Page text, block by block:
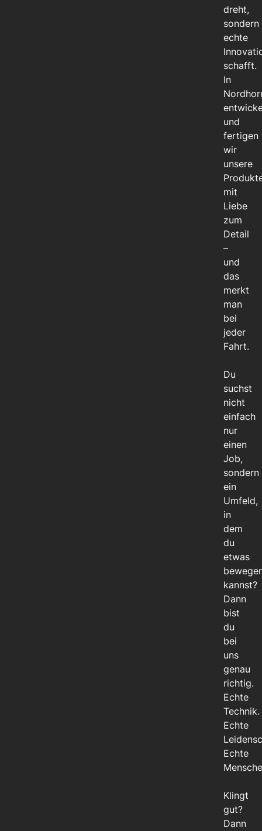
dreht,
sondern
echte
schafft.
In
und
fertigen
wir
unsere
mit
Liebe
zum
Detail
–
und
das
merkt
man
bei
jeder
Fahrt.
Du
suchst
nicht
einfach
nur
einen
Job,
sondern
ein
Umfeld,
in
dem
du
etwas
kannst?
Dann
bist
du
bei
uns
genau
richtig.
Echte
Technik.
Echte
Echte
Klingt
gut?
Dann